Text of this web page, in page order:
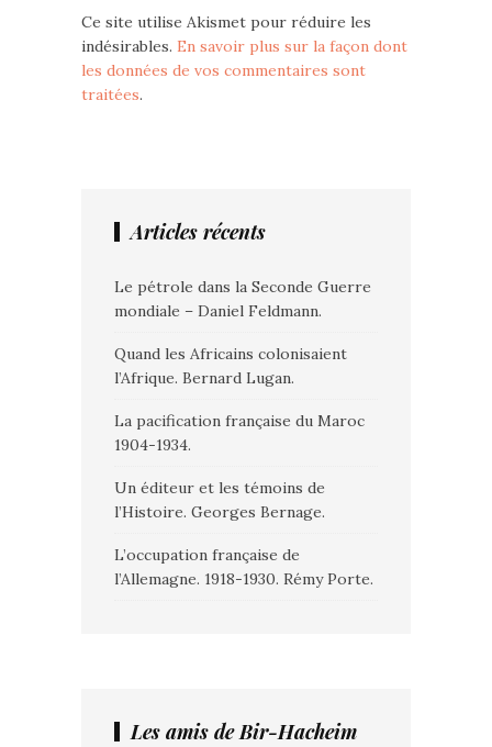
Ce site utilise Akismet pour réduire les
indésirables. En savoir plus sur la façon dont
les données de vos commentaires sont
traitées.
Articles récents
Le pétrole dans la Seconde Guerre
mondiale – Daniel Feldmann.
Quand les Africains colonisaient
l’Afrique. Bernard Lugan.
La pacification française du Maroc
1904-1934.
Un éditeur et les témoins de
l’Histoire. Georges Bernage.
L’occupation française de
l’Allemagne. 1918-1930. Rémy Porte.
Les amis de Bir-Hacheim